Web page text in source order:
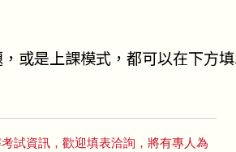
或是上課模式，都可以在下方